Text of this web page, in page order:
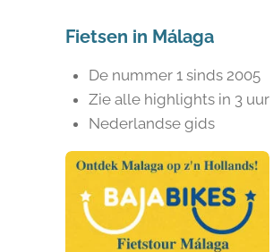
Fietsen in Málaga
De nummer 1 sinds 2005
Zie alle highlights in 3 uur
Nederlandse gids